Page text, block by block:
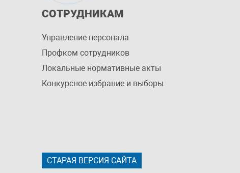
СОТРУДНИКАМ
Управление персоналa
Профком сотрудников
Локальные нормативные акты
Конкурсное избрание и выборы
СТАРАЯ ВЕРСИЯ САЙТА